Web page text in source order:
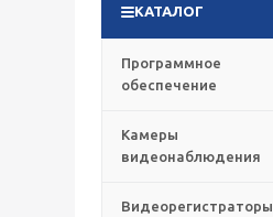
КАТАЛОГ
Программное
обеспечение
Камеры
видеонаблюдения
Видеорегистраторы